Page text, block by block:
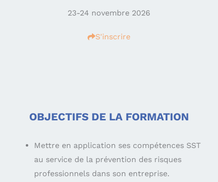
23-24 novembre 2026
S'inscrire
OBJECTIFS DE LA FORMATION
Mettre en application ses compétences SST
au service de la prévention des risques
professionnels dans son entreprise.